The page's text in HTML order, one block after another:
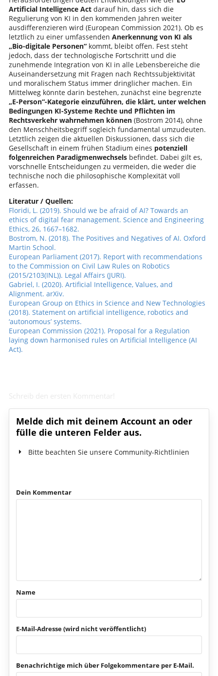
Artificial Intelligence Actdarauf hin, dass sich die
Regulierung von KI in den kommenden Jahren weiter
ausdifferenzieren wird (European Commission 2021). Ob es
letztlich zu einer umfassenden Anerkennung von KI als
„Bio-digitale Personen“kommt, bleibt offen. Fest steht
jedoch, dass der technologische Fortschritt und die
zunehmende Integration von KI in alle Lebensbereiche die
Auseinandersetzung mit Fragen nach Rechtssubjektivität
und moralischem Status immer dringlicher machen. Ein
Mittelweg könnte darin bestehen, zunächst eine begrenzte
„E-Person“-Kategorie einzuführen, die klärt, unter welchen
Bedingungen KI-Systeme Rechte und Pflichten im
Rechtsverkehr wahrnehmen können(Bostrom 2014), ohne
den Menschheitsbegriff sogleich fundamental umzudeuten.
Letztlich zeigen die aktuellen Diskussionen, dass sich die
Gesellschaft in einem frühen Stadium eines potenziell
folgenreichen Paradigmenwechselsbefindet. Dabei gilt es,
vorschnelle Entscheidungen zu vermeiden, die weder die
technische noch die philosophische Komplexität voll
erfassen.
Literatur / Quellen:
Floridi, L. (2019). Should we be afraid of AI? Towards an
ethics of digital fear management. Science and Engineering
Ethics, 26, 1667–1682.
Bostrom, N. (2018). The Positives and Negatives of AI. Oxford
Martin School.
European Parliament (2017). Report with recommendations
to the Commission on Civil Law Rules on Robotics
(2015/2103(INL)). Legal Affairs (JURI).
Gabriel, I. (2020). Artificial Intelligence, Values, and
Alignment. arXiv.
European Group on Ethics in Science and New Technologies
(2018). Statement on artificial intelligence, robotics and
‘autonomous’ systems.
European Commission (2021). Proposal for a Regulation
laying down harmonised rules on Artificial Intelligence (AI
Act).
Melde dich mit deinem Account an oder
fülle die unteren Felder aus.
Bitte beachten Sie unsere Community-Richtlinien
Dein Kommentar
Name
E-Mail-Adresse (wird nicht veröffentlicht)
Benachrichtige mich über Folgekommentare per E-Mail.